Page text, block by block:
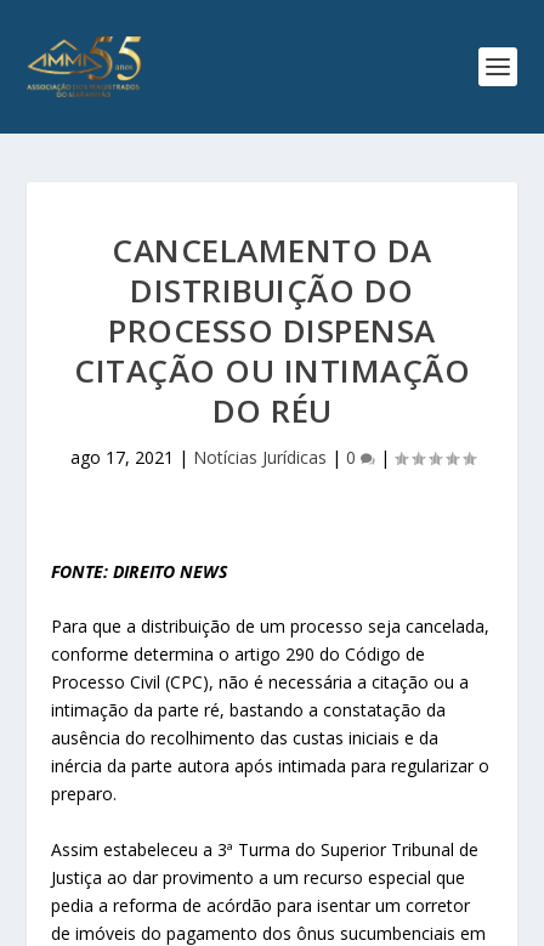
CANCELAMENTO DA
DISTRIBUIÇÃO DO
PROCESSO DISPENSA
CITAÇÃO OU INTIMAÇÃO
DO RÉU
ago 17, 2021 | Notícias Jurídicas | 0 |
FONTE: DIREITO NEWS
Para que a distribuição de um processo seja cancelada,
conforme determina o artigo 290 do Código de
Processo Civil (CPC), não é necessária a citação ou a
intimação da parte ré, bastando a constatação da
ausência do recolhimento das custas iniciais e da
inércia da parte autora após intimada para regularizar o
preparo.
Assim estabeleceu a 3ª Turma do Superior Tribunal de
Justiça ao dar provimento a um recurso especial que
pedia a reforma de acórdão para isentar um corretor
de imóveis do pagamento dos ônus sucumbenciais em